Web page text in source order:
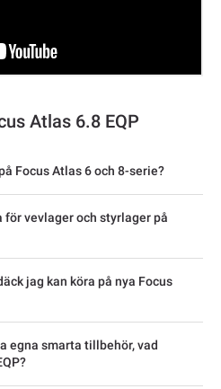
Atlas 6.8 EQP
Focus Atlas 6 och 8-serie?
vevlager och styrlager på
jag kan köra på nya Focus
egna smarta tillbehör, vad